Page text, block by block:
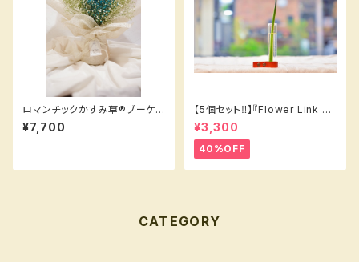
ロマンチックかすみ草®︎ブーケ
（ブルー）
¥7,700
【5個セット‼️】『Flower Link Be
aker’s 』1輪挿しタイプ❶
¥3,300
40%OFF
CATEGORY